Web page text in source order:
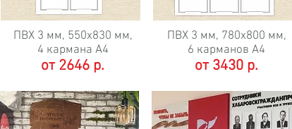
ПВХ 3 мм, 550х830 мм,
4 кармана А4
от 2646 р.
ПВХ 3 мм, 780х800 мм,
6 карманов А4
от 3430 р.